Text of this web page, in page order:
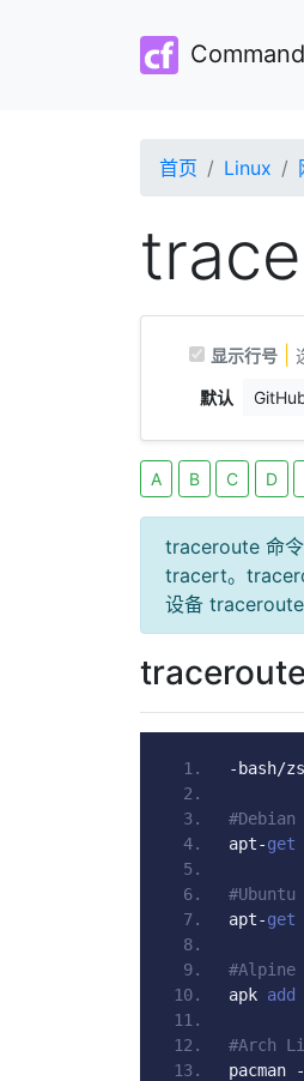
首页 Linux
显示行号
默认
A B C D
traceroute 命
tracert。
设备 traceroute
traceroute
- bash/
#Debian
apt-get
#Ubuntu
apt-get
#Alpine
apk add
#Arch
pacman
-